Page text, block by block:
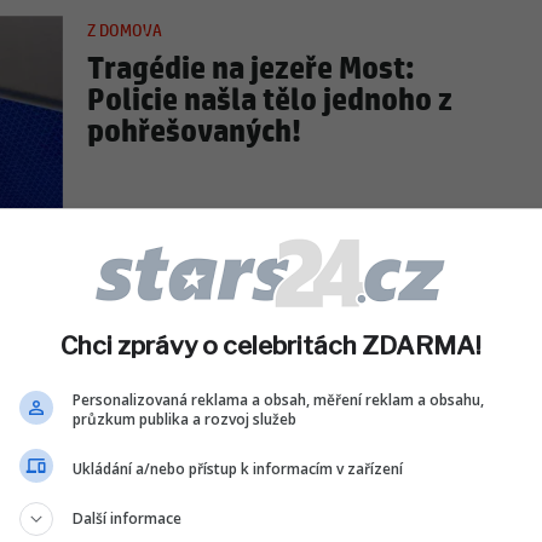
Z DOMOVA
Tragédie na jezeře Most:
Policie našla tělo jednoho z
pohřešovaných!
ČESKÉ CELEBRITY
Dominika Gottová nad
propastí? Výčet jejích
problémů bere dech!
Chci zprávy o celebritách ZDARMA!
Personalizovaná reklama a obsah, měření reklam a obsahu,
průzkum publika a rozvoj služeb
Ukládání a/nebo přístup k informacím v zařízení
Další informace